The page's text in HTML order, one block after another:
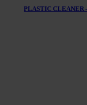
PLASTIC CLEANER